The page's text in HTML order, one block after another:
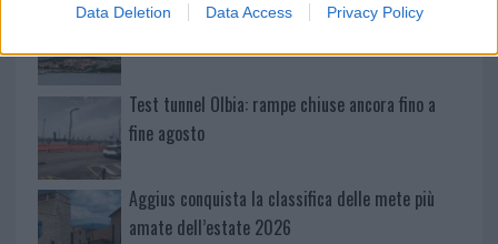
Data Deletion Data Access Privacy Policy
Meteo Olbia 7 agosto, sole e caldo tornano
Test tunnel Olbia: rampe chiuse ancora fino a
fine agosto
Aggius conquista la classifica delle mete più
amate dell’estate 2026